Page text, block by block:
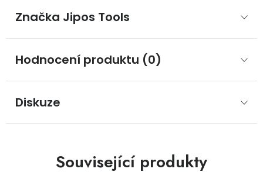
Značka Jipos Tools
Hodnocení produktu (0)
Diskuze
Související produkty